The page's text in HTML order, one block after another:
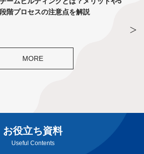
点を解説
お役立ち資料
Useful Contents